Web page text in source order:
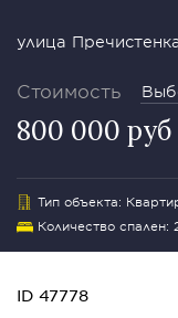
улица
Стоимость
800 000
Тип объекта:
Количество спален:
ID 47778